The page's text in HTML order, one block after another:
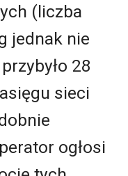
(liczba
jednak nie
28
sieci
ogłosi